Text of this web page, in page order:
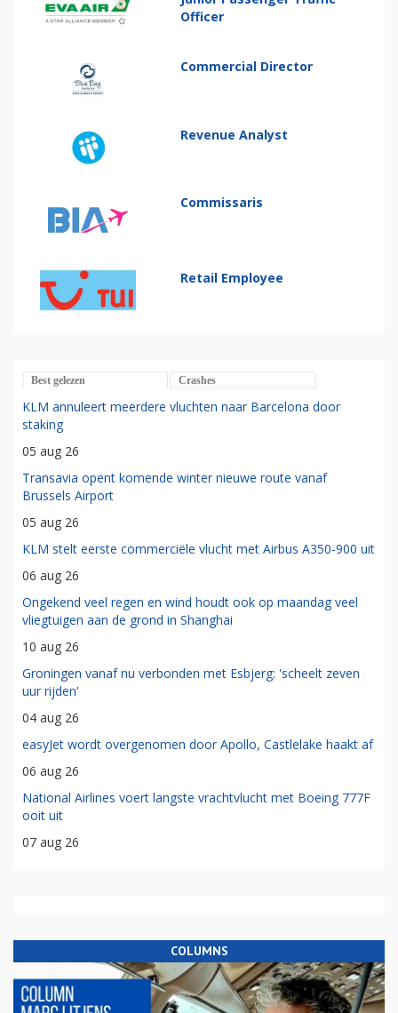
Officer
Commercial Director
Revenue Analyst
Commissaris
Retail Employee
Best gelezen Crashes
KLM annuleert meerdere vluchten naar Barcelona door
staking
05 aug 26
Transavia opent komende winter nieuwe route vanaf
Brussels Airport
05 aug 26
KLM stelt eerste commerciële vlucht met Airbus A350-900 uit
06 aug 26
Ongekend veel regen en wind houdt ook op maandag veel
vliegtuigen aan de grond in Shanghai
10 aug 26
Groningen vanaf nu verbonden met Esbjerg: 'scheelt zeven
uur rijden'
04 aug 26
easyJet wordt overgenomen door Apollo, Castlelake haakt af
06 aug 26
National Airlines voert langste vrachtvlucht met Boeing 777F
ooit uit
07 aug 26
COLUMNS